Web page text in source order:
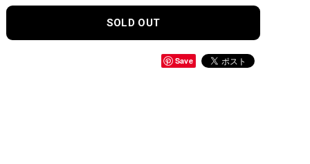
SOLD OUT
Save